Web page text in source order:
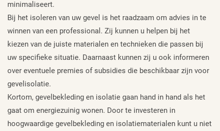
minimaliseert.
Bij het isoleren van uw gevel is het raadzaam om advies in te
winnen van een professional. Zij kunnen u helpen bij het
kiezen van de juiste materialen en technieken die passen bij
uw specifieke situatie. Daarnaast kunnen zij u ook informeren
over eventuele premies of subsidies die beschikbaar zijn voor
gevelisolatie.
Kortom, gevelbekleding en isolatie gaan hand in hand als het
gaat om energiezuinig wonen. Door te investeren in
hoogwaardige gevelbekleding en isolatiematerialen kunt u niet